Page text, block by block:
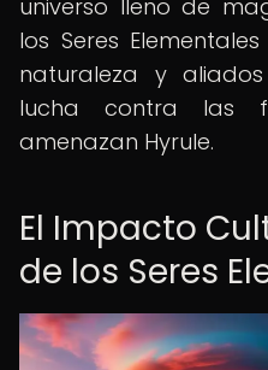
universo lleno de
los Seres
naturaleza y
lucha contra las
amenazan Hyrule.
El Impacto
de los Seres